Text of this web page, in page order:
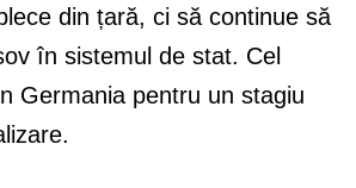
din țară, ci să continue să
în sistemul de stat. Cel
Germania pentru un stagiu